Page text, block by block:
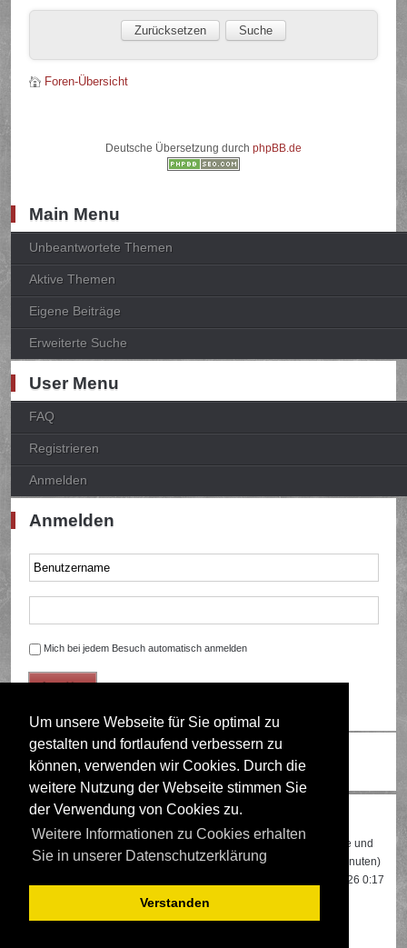
Um unsere Webseite für Sie optimal zu
gestalten und fortlaufend verbessern zu
können, verwenden wir Cookies. Durch die
weitere Nutzung der Webseite stimmen Sie
der Verwendung von Cookies zu.
Weitere Informationen zu Cookies erhalten
Sie in unserer Datenschutzerklärung
Verstanden
Foren-Übersicht
Deutsche Übersetzung durch phpBB.de
Main Menu
Unbeantwortete Themen
Aktive Themen
Eigene Beiträge
Erweiterte Suche
User Menu
FAQ
Registrieren
Anmelden
Anmelden
Mich bei jedem Besuch automatisch anmelden
Ändere Schriftgröße
Wer ist online?
Insgesamt sind523Besucher online: 1 registrierter, 0 unsichtbare und
522 Gäste (basierend auf den aktiven Besuchern der letzten 5 Minuten)
Besuchern, die am 13.04.2026 0:17
gleichzeitig online waren.